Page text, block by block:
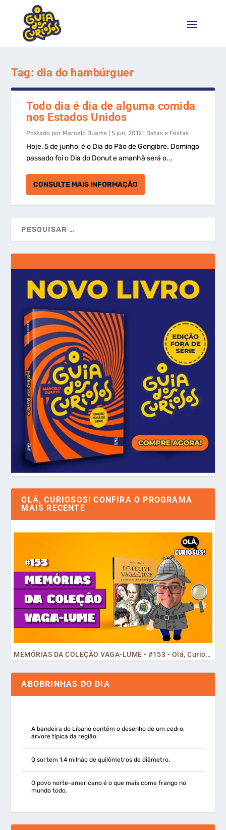
Tag: dia do hambúrguer
Todo dia é dia de alguma comida
nos Estados Unidos
Postado por Marcelo Duarte |5 jun, 2012 Datas e Festas
Hoje, 5 de junho, é o Dia do Pão de Gengibre. Domingo
passado foi o Dia do Donut e amanhã será o...
CONSULTE MAIS INFORMAÇÃO
OLÁ, CURIOSOS! CONFIRA O PROGRAMA
MAIS RECENTE
MEMÓRIAS DA COLEÇÃO VAGA-LUME - #153 - Olá, Curiosos! 2023
ABOBRINHAS DO DIA
A bandeira do Líbano contém o desenho de um cedro,
árvore típica da região.
O sol tem 1,4 milhão de quilômetros de diâmetro.
O povo norte-americano é o que mais come frango no
mundo todo.